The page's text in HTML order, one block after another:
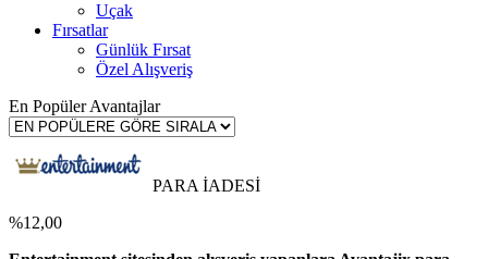
Uçak
Fırsatlar
Günlük Fırsat
Özel Alışveriş
En Popüler Avantajlar
PARA İADESİ
%12,00